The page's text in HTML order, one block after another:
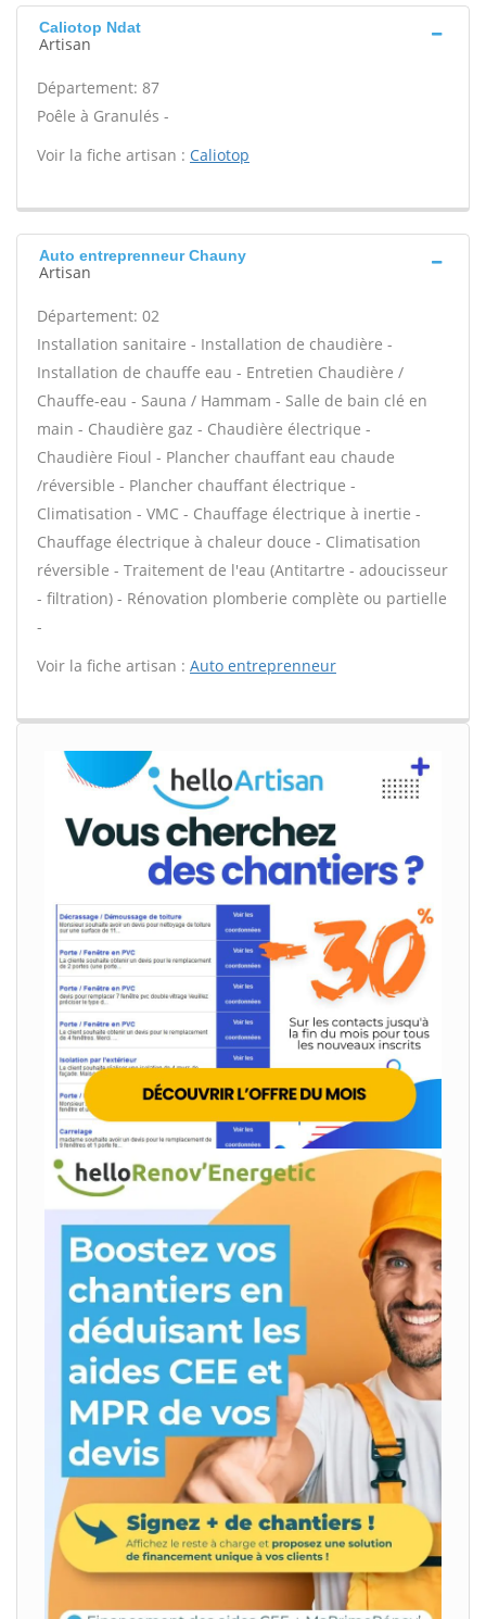
Caliotop Ndat
Artisan
Département: 87
Poêle à Granulés -
Voir la fiche artisan : Caliotop
Auto entreprenneur Chauny
Artisan
Département: 02
Installation sanitaire - Installation de chaudière -
Installation de chauffe eau - Entretien Chaudière /
Chauffe-eau - Sauna / Hammam - Salle de bain clé en
main - Chaudière gaz - Chaudière électrique -
Chaudière Fioul - Plancher chauffant eau chaude
/réversible - Plancher chauffant électrique -
Climatisation - VMC - Chauffage électrique à inertie -
Chauffage électrique à chaleur douce - Climatisation
réversible - Traitement de l'eau (Antitartre - adoucisseur
- filtration) - Rénovation plomberie complète ou partielle
-
Voir la fiche artisan : Auto entreprenneur